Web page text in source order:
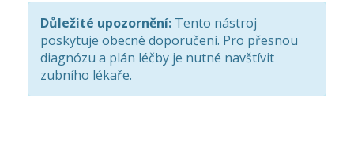
Důležité upozornění: Tento nástroj
poskytuje obecné doporučení. Pro přesnou
diagnózu a plán léčby je nutné navštívit
zubního lékaře.